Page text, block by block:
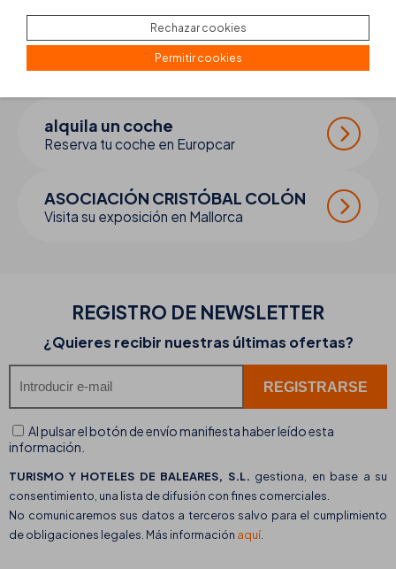
transfer + excursiones
Reserva tu traslado y excursiones
alquila un coche
Reserva tu coche en Europcar
ASOCIACIÓN CRISTÓBAL COLÓN
Visita su exposición en Mallorca
REGISTRO DE NEWSLETTER
¿Quieres recibir nuestras últimas ofertas?
Al pulsar el botón de envío manifiesta haber leído esta
información.
TURISMO Y HOTELES DE BALEARES, S.L. gestiona, en base a su
consentimiento, una lista de difusión con fines comerciales.
No comunicaremos sus datos a terceros salvo para el cumplimiento
de obligaciones legales. Más información aquí
Rechazar cookies
Permitir cookies